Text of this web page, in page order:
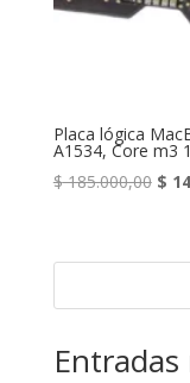
Placa lógica
A1534, Core m3
$185.000,00
$
$